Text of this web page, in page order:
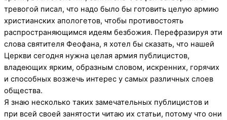
тревогой писал, что надо было бы готовить целую армию
христианских апологетов, чтобы противостоять
распространяющимся идеям безбожия. Перефразируя эти
слова святителя Феофана, я хотел бы сказать, что нашей
Церкви сегодня нужна целая армия публицистов,
владеющих ярким, образным словом, искренних, горячих
и способных возжечь интерес у самых различных слоев
общества.
Я знаю несколько таких замечательных публицистов и
при всей своей занятости читаю их статьи, потому что они